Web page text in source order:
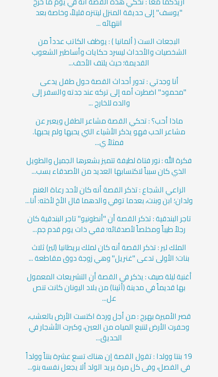
"يوسف" إلى حديقة المنزل ليتنزه قليلاً، وخاصة بعد
انتهائه ...
البجعات الست ( ألمانيا ) : يوظف الكاتب عدداً من
الشخصيات والأحداث ليسرد حكايات وأساطير الشعوب
القديمة؛ حيث يلتف الأحف...
أنا وجدتي : تدور أحداث القصة حول طفل يدعى
"محمود" اضطرت أمه إلى تركه عند جدته والسفر إلى
والده للخارج ...
ماذا أحب؟ : تحكي القصة مشاعر الطفل ويعبر عن
مشاعر الحب فهو يذكر الأشياء التي يحبها ولم يحبها.
فمثلاً ي...
فكرة الله : نور فتاة لطيفة تتميز بشعرها الجميل والطويل
الذي كان سبباً لاكتسابها العديد من الأصدقاء بسب...
الراعي الشجاع : تذكر القصة أنه كان لأحد رعاة الغنم
ولدان؛ ابن وبنت، بعدما توفي والدهما قال الأخ لأخته: أنا...
تاجر البندقية : تذكر القصة أن "أنطونيو" تاجر البندقية كان
رجلاً طيباً ومخلصاً لأصدقائه؛ ففي ذات يوم قدم جم...
الملك لير : تذكر القصة أنه كان لملك بريطانيا (لير) ثلاث
بنات؛ الأولى تدعى "غنريل" وهي زوجة دوق مقاطعة ...
أغنية ليلة صيف : يذكر في القصة أن التشريعات المعمول
بها قديماً في مدينة (أثينا) من بلاد اليونان كانت تنص
عل...
قصر الأميرة بهرج : من أجل وردة اكتست الأرض بالعشب،
وحفرت الأرض لتنبع المياه من العين، وكبرت الأشجار في
الحديق...
19 بنتا وولدا : تقول القصة إن هناك تسع عشرة بنتاً وولداً
في الفصل، وفى كل مرة يريد الولد ألا يجعل نفسه بنو...